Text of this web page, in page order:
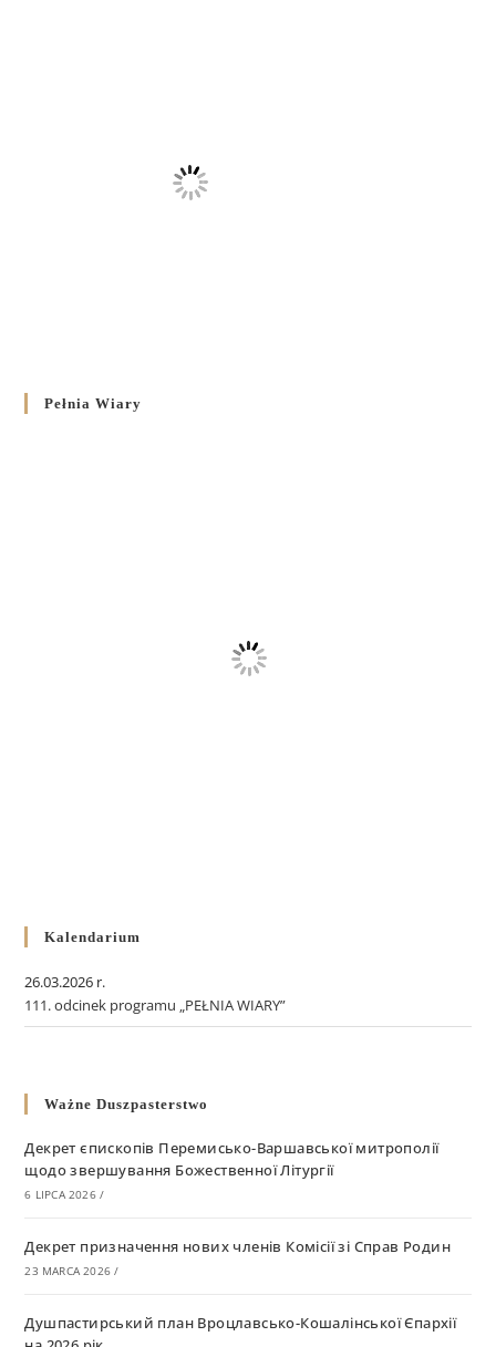
Pełnia Wiary
Kalendarium
26.03.2026 r.
111. odcinek programu „PEŁNIA WIARY”
Ważne Duszpasterstwo
Декрет єпископів Перемисько-Варшавської митрополії
щодо звершування Божественної Літургії
6 LIPCA 2026 /
Декрет призначення нових членів Комісії зі Справ Родин
23 MARCA 2026 /
Душпастирський план Вроцлавсько-Кошалінської Єпархії